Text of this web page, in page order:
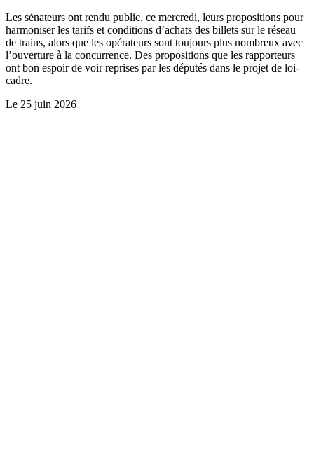
Les sénateurs ont rendu public, ce mercredi, leurs propositions pour
harmoniser les tarifs et conditions d’achats des billets sur le réseau
de trains, alors que les opérateurs sont toujours plus nombreux avec
l’ouverture à la concurrence. Des propositions que les rapporteurs
ont bon espoir de voir reprises par les députés dans le projet de loi-
cadre.
Le 25 juin 2026